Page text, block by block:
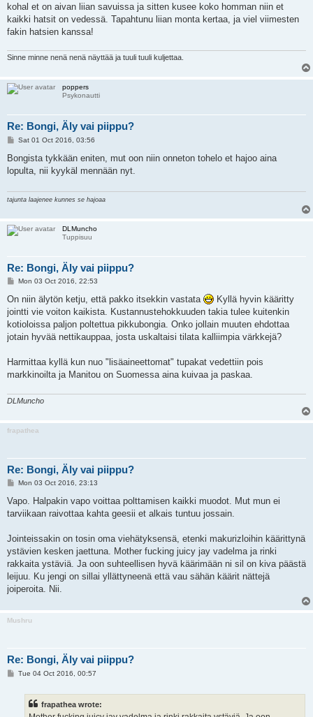
kohal et on aivan liian savuissa ja sitten kusee koko homman niin et
kaikki hatsit on vedessä. Tapahtunu liian monta kertaa, ja viel viimesten
fakin hatsien kanssa!
Sinne minne nenä nenä näyttää ja tuuli tuuli kuljettaa.
poppers
Psykonautti
Re: Bongi, Äly vai piippu?
P
s
Sat 01 Oct 2016, 03:56
Bongista tykkään eniten, mut oon niin onneton tohelo et hajoo aina
lopulta, nii kyykäl mennään nyt.
tajunta laajenee kunnes se hajoaa
DLMuncho
Tuppisuu
Re: Bongi, Äly vai piippu?
P
s
Mon 03 Oct 2016, 22:53
On niin älytön ketju, että pakko itsekkin vastata
Kyllä hyvin kääritty
jointti vie voiton kaikista. Kustannustehokkuuden takia tulee kuitenkin
kotioloissa paljon poltettua pikkubongia. Onko jollain muuten ehdottaa
jotain hyvää nettikauppaa, josta uskaltaisi tilata kalliimpia värkkejä?
Harmittaa kyllä kun nuo "lisäaineettomat" tupakat vedettiin pois
markkinoilta ja Manitou on Suomessa aina kuivaa ja paskaa.
DLMuncho
frapathea
Re: Bongi, Äly vai piippu?
P
s
Mon 03 Oct 2016, 23:13
Vapo. Halpakin vapo voittaa polttamisen kaikki muodot. Mut mun ei
tarviikaan raivottaa kahta geesii et alkais tuntuu jossain.
Jointeissakin on tosin oma viehätyksensä, etenki makurizloihin käärittynä
ystävien kesken jaettuna. Mother fucking juicy jay vadelma ja rinki
rakkaita ystäviä. Ja oon suhteellisen hyvä käärimään ni sil on kiva päästä
leijuu. Ku jengi on sillai yllättyneenä että vau sähän käärit nättejä
joiperoita. Nii.
Mushru
Re: Bongi, Äly vai piippu?
PTue 04 Oct 2016, 00:57
frapathea wrote: